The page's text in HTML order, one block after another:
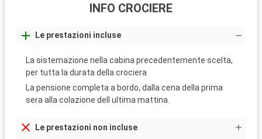
INFO CROCIERE
Le prestazioni incluse
La sistemazione nella cabina precedentemente scelta,
per tutta la durata della crociera
La pensione completa a bordo, dalla cena della prima
sera alla colazione dell ultima mattina.
Le prestazioni non incluse